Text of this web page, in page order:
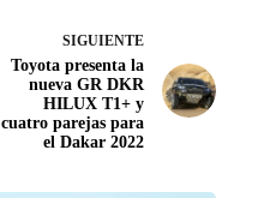
SIGUIENTE
Toyota presenta la
nueva GR DKR
HILUX T1+ y
cuatro parejas para
el Dakar 2022